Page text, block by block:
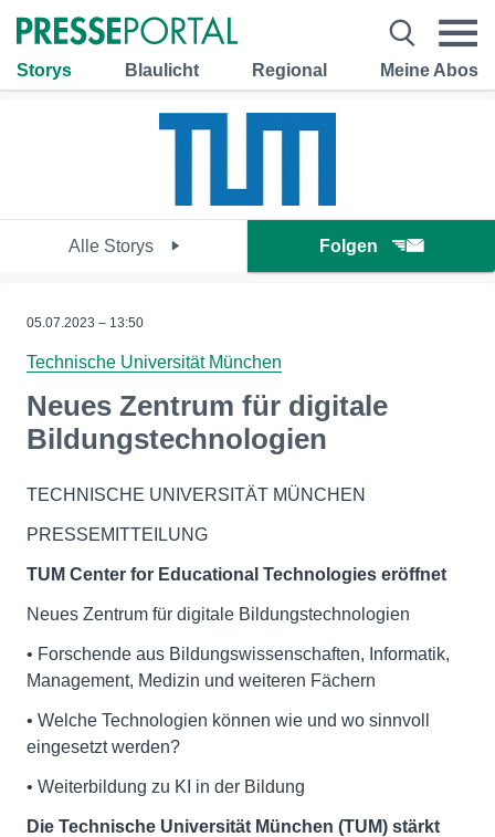
Storys Blaulicht Regional Meine Abos
Alle Storys Folgen
05.07.2023 – 13:50
Technische Universität München
Neues Zentrum für digitale
Bildungstechnologien
TECHNISCHE UNIVERSITÄT MÜNCHEN
PRESSEMITTEILUNG
TUM Center for Educational Technologies eröffnet
Neues Zentrum für digitale Bildungstechnologien
• Forschende aus Bildungswissenschaften, Informatik,
Management, Medizin und weiteren Fächern
• Welche Technologien können wie und wo sinnvoll
eingesetzt werden?
• Weiterbildung zu KI in der Bildung
Die Technische Universität München (TUM) stärkt